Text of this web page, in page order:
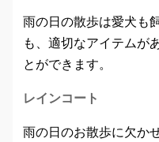
雨の日の散歩は愛犬も
も、適切なアイテムが
とができます。
レインコート
雨の日のお散歩に欠か